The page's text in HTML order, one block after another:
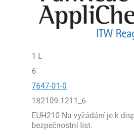
1 L
6
7647-01-0
182109.1211_6
EUH210 Na vyžádání je k
bezpečnostní list.